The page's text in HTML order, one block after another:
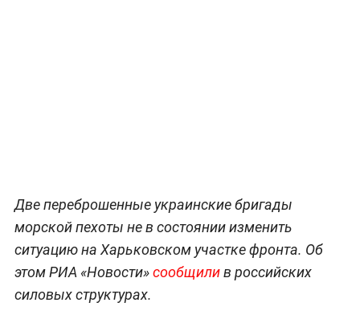
Две переброшенные украинские бригады
морской пехоты не в состоянии изменить
ситуацию на Харьковском участке фронта. Об
этом РИА «Новости»сообщилив российских
силовых структурах.